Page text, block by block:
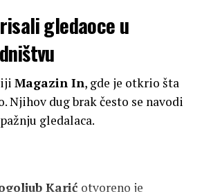
gledaoce u
Magazin In, gde je otkrio šta
Njihov dug brak često se navodi
gledalaca.
Karić otvoreno je